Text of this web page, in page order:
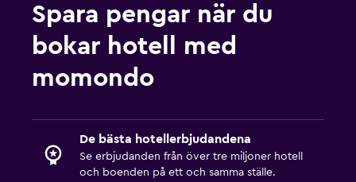
Spara pengar när du
bokar hotell med
momondo
De bästa hotellerbjudandena
Se erbjudanden från över tre miljoner hotell
och boenden på ett och samma ställe.